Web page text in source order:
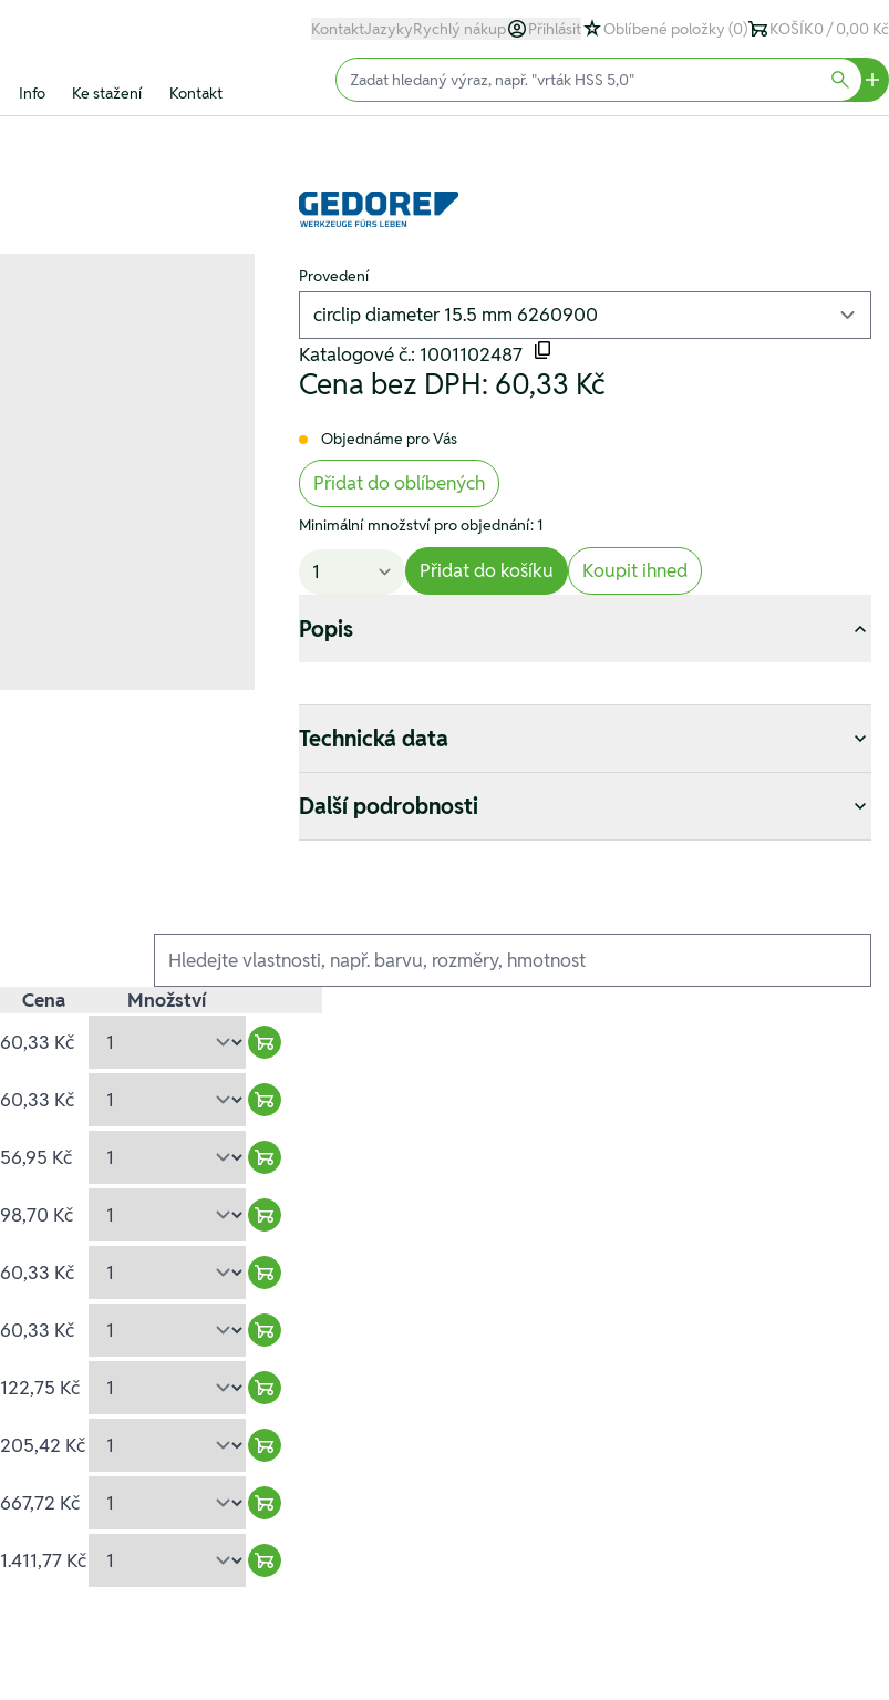
KontaktJazykyRychlý nákup Přihlásit Oblíbené položky (0) KOŠÍK0 / 0,00 Kč
Info Ke stažení Kontakt
Input (text)
Provedení
Katalogové č.: 1001102487
Cena bez DPH: 60,33 Kč
Objednáme pro Vás
Přidat do oblíbených
Minimální množství pro objednání: 1
Přidat do košíku Koupit ihned
Popis
Technická data
Další podrobnosti
Ausführungen
Cena
Množství
60,33 Kč
Warenkorb hinzufügen
60,33 Kč
Warenkorb hinzufügen
56,95 Kč
Warenkorb hinzufügen
98,70 Kč
Warenkorb hinzufügen
60,33 Kč
Warenkorb hinzufügen
60,33 Kč
Warenkorb hinzufügen
122,75 Kč
Warenkorb hinzufügen
205,42 Kč
Warenkorb hinzufügen
667,72 Kč
Warenkorb hinzufügen
1.411,77 Kč
Warenkorb hinzufügen